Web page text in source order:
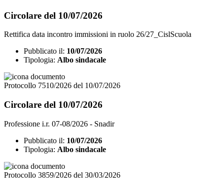
Circolare del 10/07/2026
Rettifica data incontro immissioni in ruolo 26/27_CislScuola
Pubblicato il: 10/07/2026
Tipologia: Albo sindacale
Protocollo 7510/2026 del 10/07/2026
Circolare del 10/07/2026
Professione i.r. 07-08/2026 - Snadir
Pubblicato il: 10/07/2026
Tipologia: Albo sindacale
Protocollo 3859/2026 del 30/03/2026